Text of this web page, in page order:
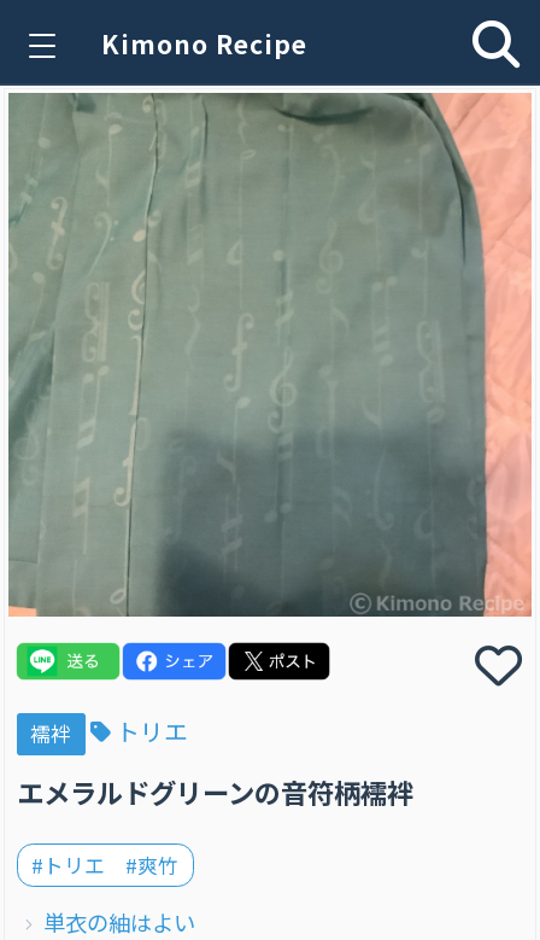
Kimono Recipe
襦袢 トリエ
エメラルドグリーンの音符柄襦袢
#トリエ #爽竹
単衣の紬はよい